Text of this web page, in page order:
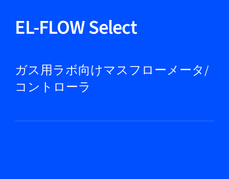
製品紹介
市場
EL-FLOW Select
ガス用ラボ向けマスフローメータ/
コントローラ